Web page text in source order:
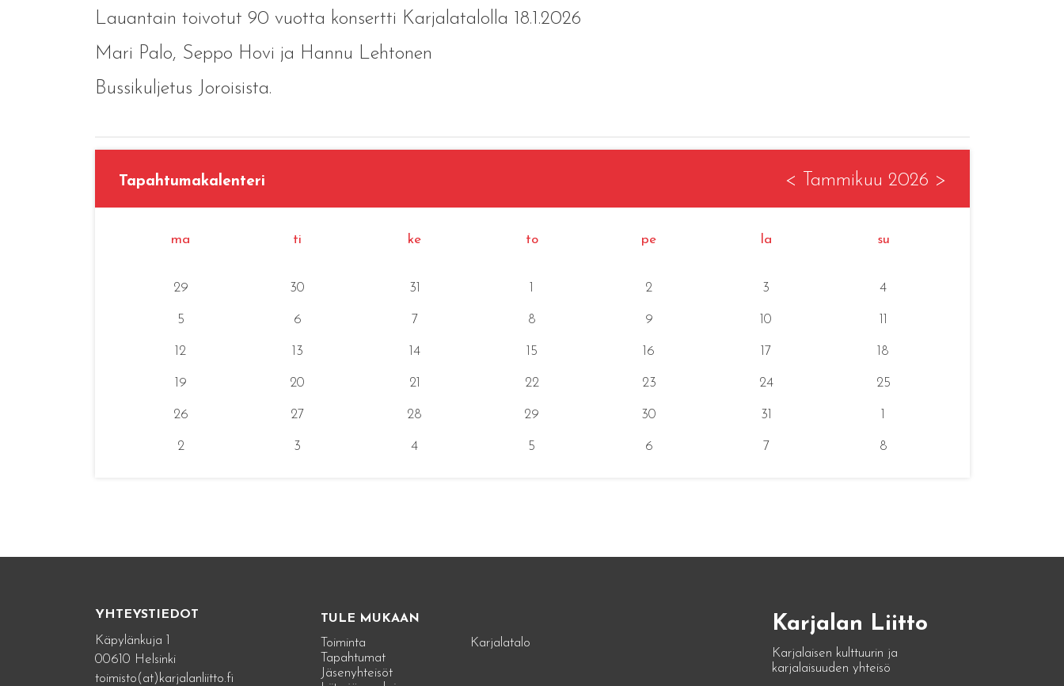
Lauantain toivotut 90 vuotta konsertti Karjalatalolla 18.1.2026
Mari Palo, Seppo Hovi ja Hannu Lehtonen
Bussikuljetus Joroisista.
Tapahtumakalenteri < Tammikuu 2026 >
ma ti ke to pe la su
29 30 31 2 3 4
5 6 7 8 9 10
12 13 14 15 16 17 18
19 20 21 22 23 24 25
26 27 28 29 30 31
2 3 4 5 6 7 8
YHTEYSTIEDOT
Käpylänkuja 1
00610 Helsinki
toimisto(at)karjalanliitto.fi
TULE MUKAAN
Toiminta
Tapahtumat
Jäsenyhteisöt
Karjalatalo
Karjalan Liitto
Karjalaisen kulttuurin ja
karjalaisuuden yhteisö